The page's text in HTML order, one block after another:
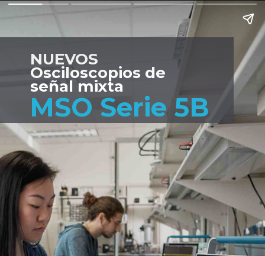
NUEVOS
Osciloscopios de
señal mixta
MSO Serie 5B